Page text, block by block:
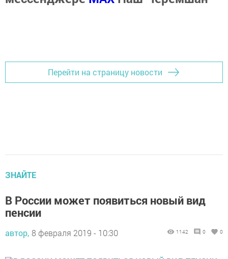
Перейти на страницу новости
ЗНАЙТЕ
В России может появиться новый вид
пенсии
автор, 8 февраля 2019 - 10:30 1142 0 0